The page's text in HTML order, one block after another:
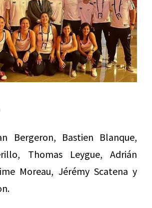
Bergeron, Bastien Blanque,
Thomas Leygue, Adrián
Moreau, Jérémy Scatena y